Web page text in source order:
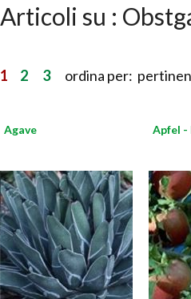
Articoli su :
1 2 3ordina per:
Agave Apfel -